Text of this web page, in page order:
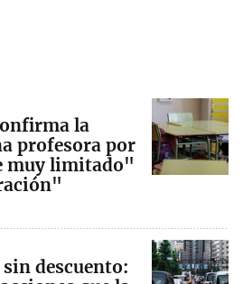
la
profesora por
muy limitado"
descuento: